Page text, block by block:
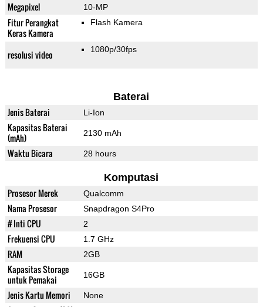
Megapixel 10-MP
Fitur Perangkat
Keras Kamera
Flash Kamera
resolusi video 1080p/30fps
Baterai
Jenis Baterai Li-Ion
Kapasitas Baterai
(mAh)
2130 mAh
Waktu Bicara 28 hours
Komputasi
Prosesor Merek Qualcomm
Nama Prosesor Snapdragon S4Pro
# Inti CPU 2
Frekuensi CPU 1.7 GHz
RAM 2GB
Kapasitas Storage
untuk Pemakai
16GB
Jenis Kartu Memori None